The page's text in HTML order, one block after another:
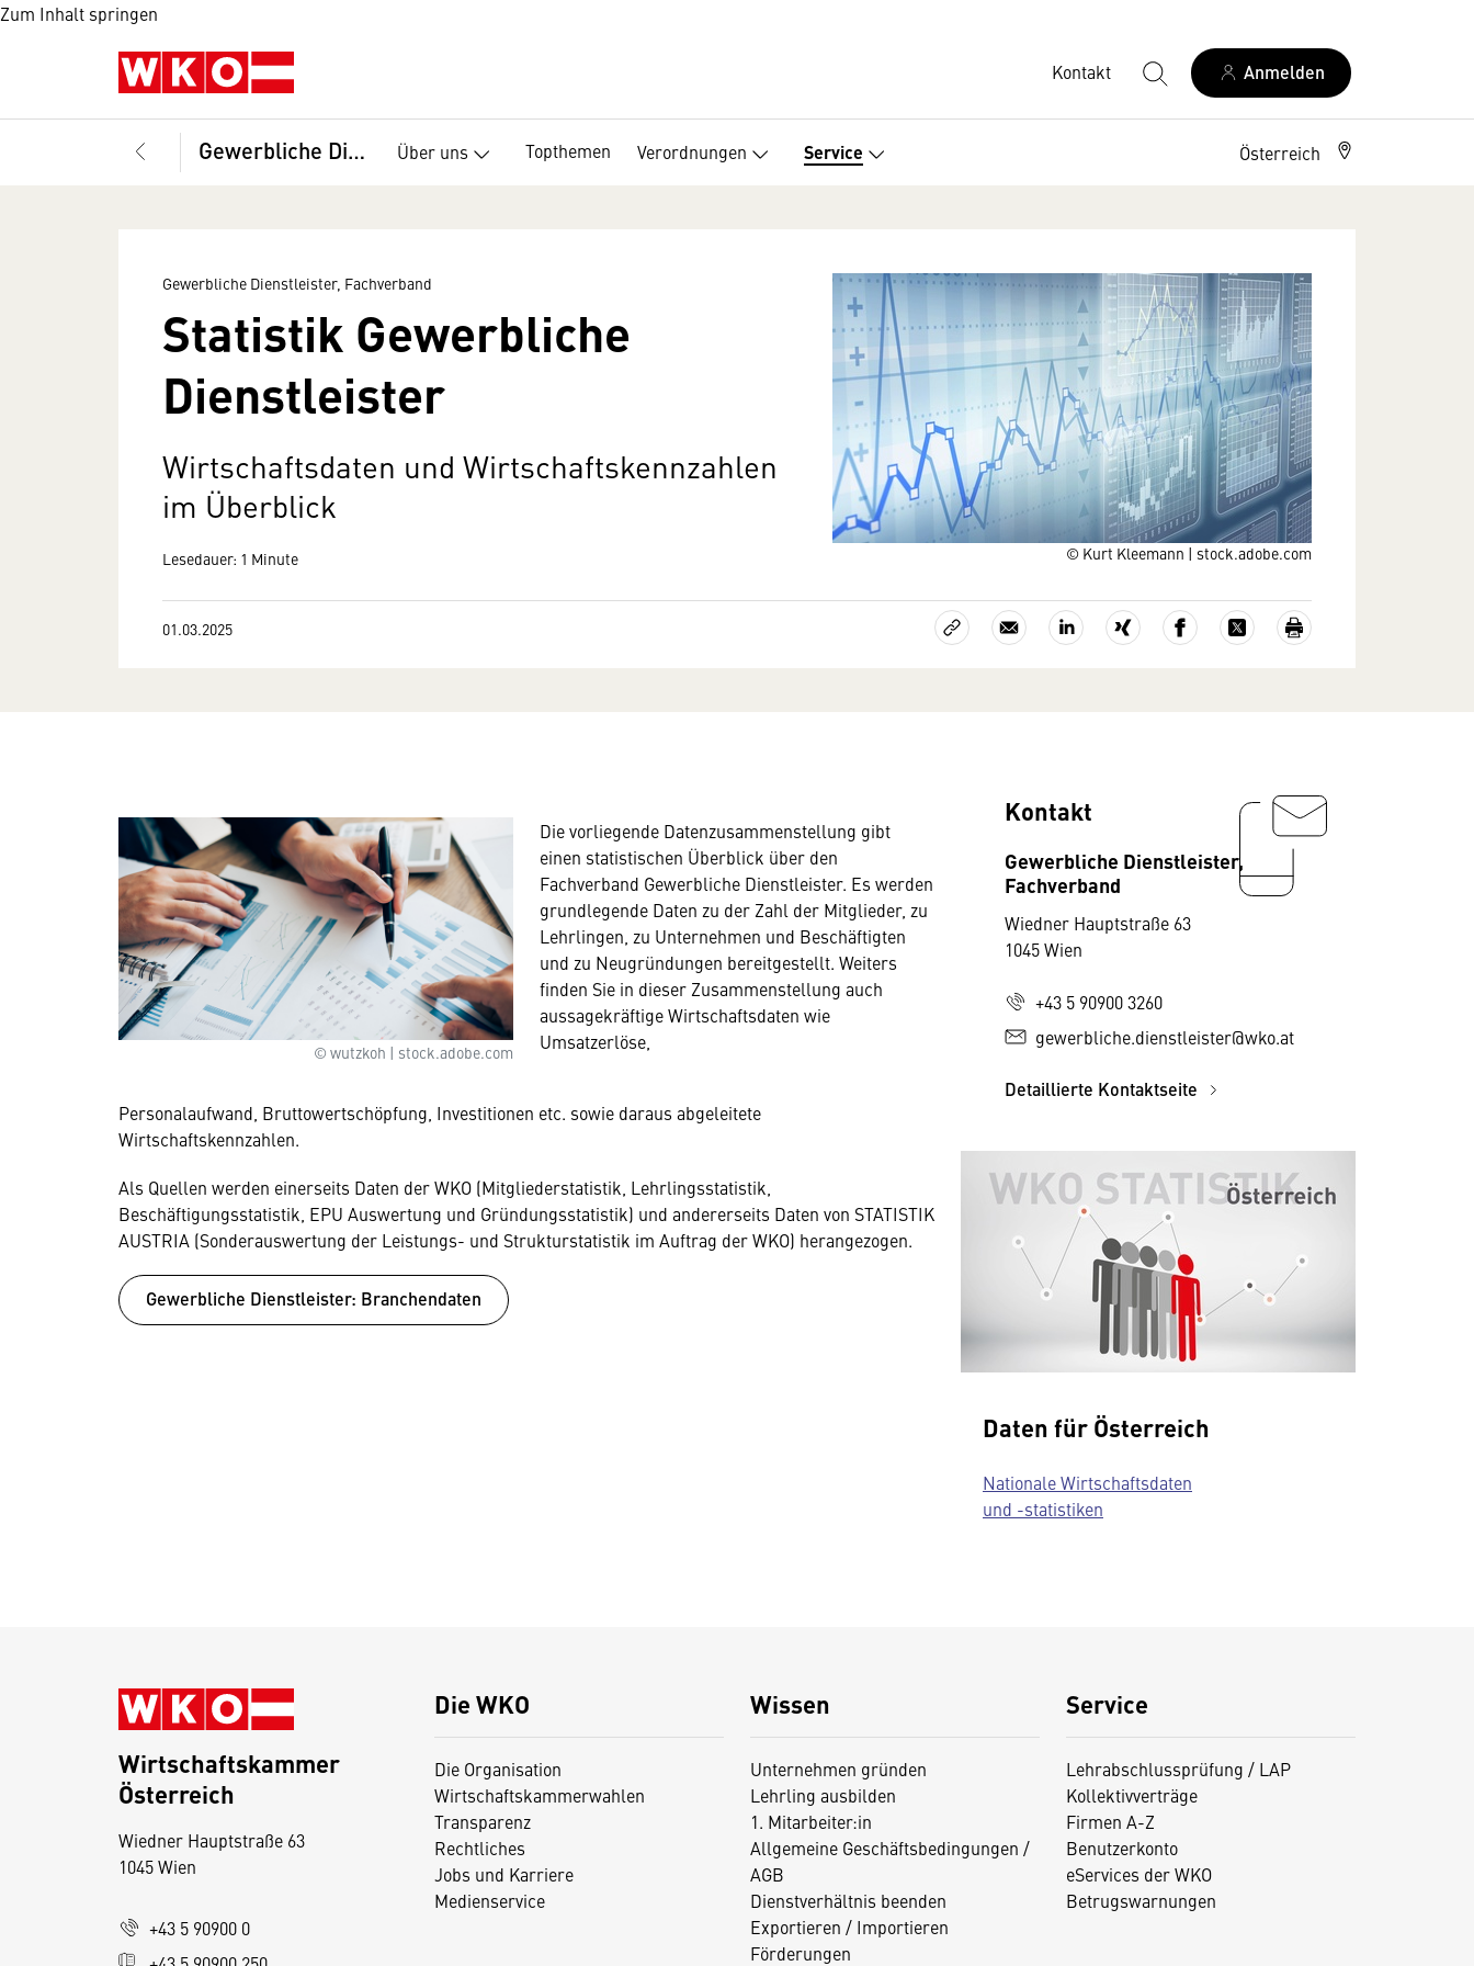
Zum Inhalt springen
Kontakt Anmelden
Gewerbliche Dienstleister, Fachverband Über uns Topthemen Verordnungen Service Österreich
© Kurt Kleemann | stock.adobe.com
Gewerbliche Dienstleister, Fachverband
Statistik Gewerbliche
Dienstleister
Wirtschaftsdaten und Wirtschaftskennzahlen
im Überblick
Lesedauer: 1 Minute
01.03.2025
© wutzkoh | stock.adobe.com
Die vorliegende Datenzusammenstellung gibt
einen statistischen Überblick über den
Fachverband Gewerbliche Dienstleister. Es werden
grundlegende Daten zu der Zahl der Mitglieder, zu
Lehrlingen, zu Unternehmen und Beschäftigten
und zu Neugründungen bereitgestellt. Weiters
finden Sie in dieser Zusammenstellung auch
aussagekräftige Wirtschaftsdaten wie
Umsatzerlöse,
Personalaufwand, Bruttowertschöpfung, Investitionen etc. sowie daraus abgeleitete
Wirtschaftskennzahlen.
Als Quellen werden einerseits Daten der WKO (Mitgliederstatistik, Lehrlingsstatistik,
Beschäftigungsstatistik, EPU Auswertung und Gründungsstatistik) und andererseits Daten von STATISTIK
AUSTRIA (Sonderauswertung der Leistungs- und Strukturstatistik im Auftrag der WKO) herangezogen.
Gewerbliche Dienstleister: Branchendaten
Kontakt
Gewerbliche Dienstleister,
Fachverband
Wiedner Hauptstraße 63
1045 Wien
+43 5 90900 3260
gewerbliche.dienstleister@wko.at
Detaillierte Kontaktseite
Daten für Österreich
Nationale Wirtschaftsdaten
und -statistiken
Die WKO
Die Organisation
Wirtschaftskammerwahlen
Transparenz
Rechtliches
Jobs und Karriere
Medienservice
Wissen
Unternehmen gründen
Lehrling ausbilden
1. Mitarbeiter:in
Allgemeine Geschäftsbedingungen /
AGB
Dienstverhältnis beenden
Exportieren / Importieren
Förderungen
Service
Lehrabschlussprüfung / LAP
Kollektivverträge
Firmen A-Z
Benutzerkonto
eServices der WKO
Betrugswarnungen
Wirtschaftskammer
Österreich
Wiedner Hauptstraße 63
1045 Wien
+43 5 90900 0